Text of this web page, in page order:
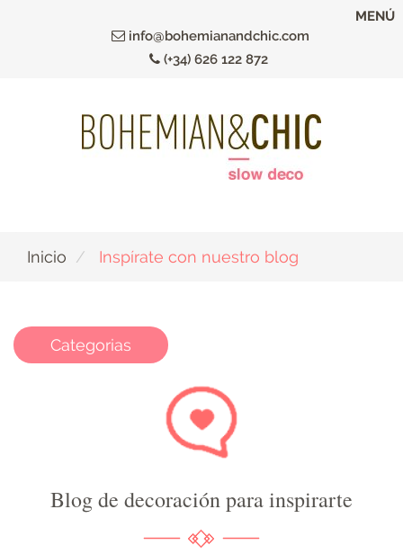
info@bohemianandchic.com
(+34) 626 122 872
MENÚ
Inicio Inspírate con nuestro blog
Categorias
Blog de decoración para inspirarte